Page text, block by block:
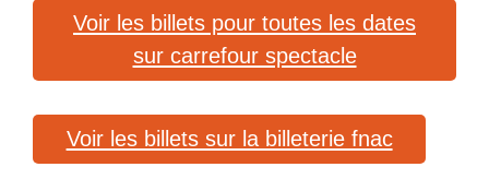
Voir les billets pour toutes les dates
sur carrefour spectacle
Voir les billets sur la billeterie fnac